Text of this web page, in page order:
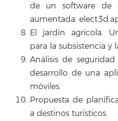
de un software de
aumentada:
El jardín agrícola.
para la subsistencia y
Análisis de
desarrollo de una
móviles.
Propuesta de
a destinos turísticos.